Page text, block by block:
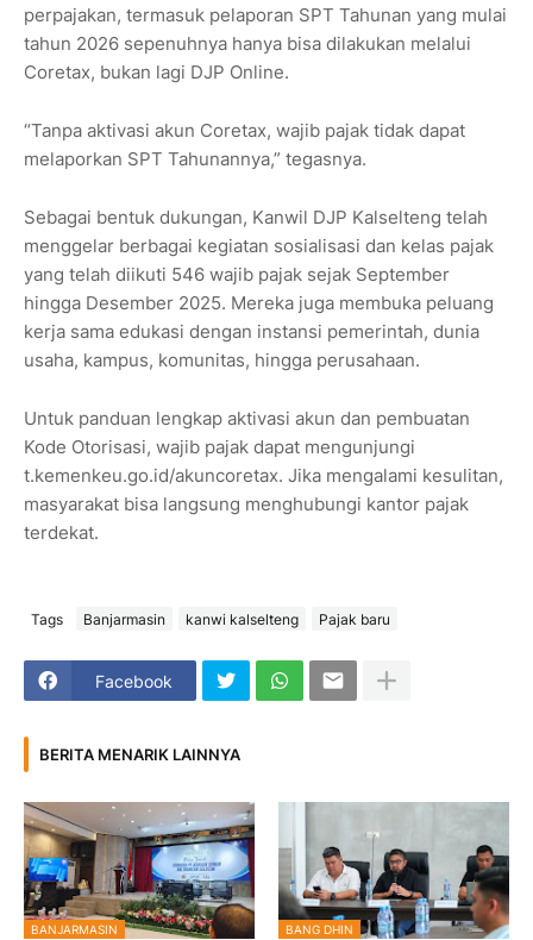
perpajakan, termasuk pelaporan SPT Tahunan yang mulai
tahun 2026 sepenuhnya hanya bisa dilakukan melalui
Coretax, bukan lagi DJP Online.
“Tanpa aktivasi akun Coretax, wajib pajak tidak dapat
melaporkan SPT Tahunannya,” tegasnya.
Sebagai bentuk dukungan, Kanwil DJP Kalselteng telah
menggelar berbagai kegiatan sosialisasi dan kelas pajak
yang telah diikuti 546 wajib pajak sejak September
hingga Desember 2025. Mereka juga membuka peluang
kerja sama edukasi dengan instansi pemerintah, dunia
usaha, kampus, komunitas, hingga perusahaan.
Untuk panduan lengkap aktivasi akun dan pembuatan
Kode Otorisasi, wajib pajak dapat mengunjungi
t.kemenkeu.go.id/akuncoretax. Jika mengalami kesulitan,
masyarakat bisa langsung menghubungi kantor pajak
terdekat.
Tags Banjarmasin kanwi kalselteng Pajak baru
Facebook
BERITA MENARIK LAINNYA
BANJARMASIN BANG DHIN